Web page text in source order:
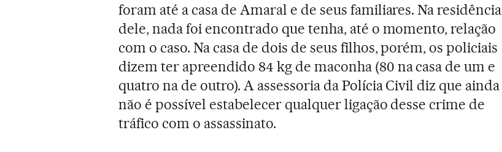
foram até a casa de Amaral e de seus familiares. Na residência
dele, nada foi encontrado que tenha, até o momento, relação
com o caso. Na casa de dois de seus filhos, porém, os policiais
dizem ter apreendido 84 kg de maconha (80 na casa de um e
quatro na de outro). A assessoria da Polícia Civil diz que ainda
não é possível estabelecer qualquer ligação desse crime de
tráfico com o assassinato.